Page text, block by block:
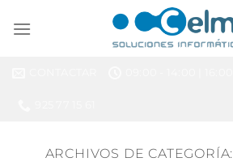
ARCHIVOS DE CATEGORÍA: